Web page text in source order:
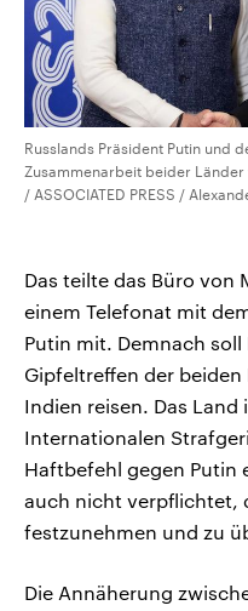
Russlands Präsident Putin und
Zusammenarbeit beider
/ ASSOCIATED PRESS /
Das teilte das Büro von
einem Telefonat mit
Putin mit. Demnach
Gipfeltreffen der beiden
Indien reisen. Das
Internationalen
Haftbefehl gegen Putin
auch nicht verpflichtet,
festzunehmen und zu
Die Annäherung